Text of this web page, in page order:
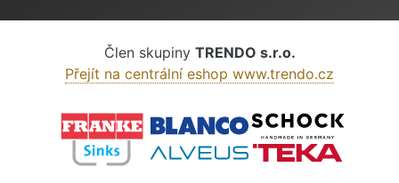
Člen skupiny TRENDO s.r.o.
Přejít na centrální eshop www.trendo.cz